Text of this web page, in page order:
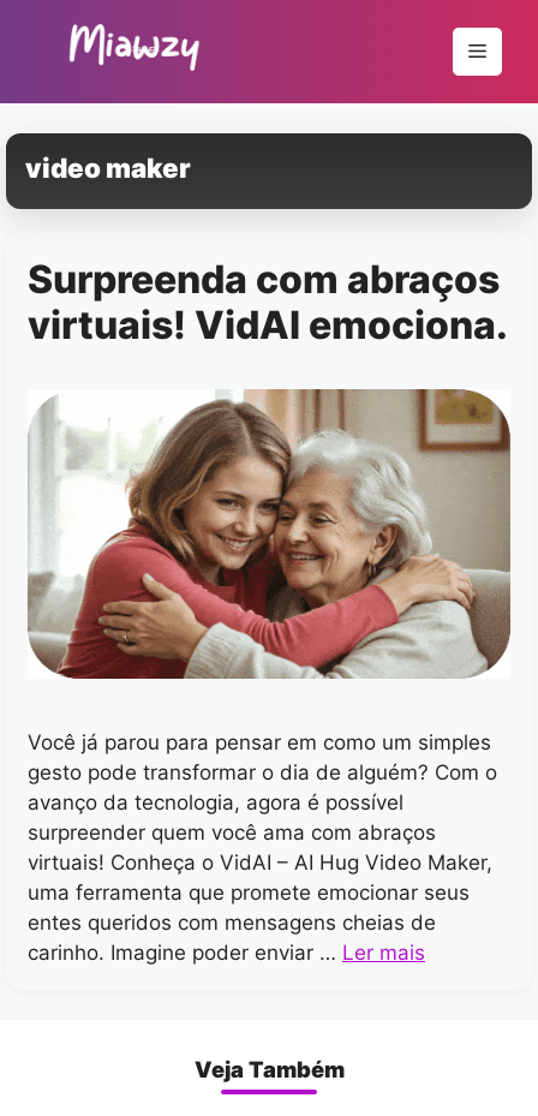
conteúdo
Menu
video maker
Surpreenda com abraços
virtuais! VidAI emociona.
Você já parou para pensar em como um simples
gesto pode transformar o dia de alguém? Com o
avanço da tecnologia, agora é possível
surpreender quem você ama com abraços
virtuais! Conheça o VidAI – AI Hug Video Maker,
uma ferramenta que promete emocionar seus
entes queridos com mensagens cheias de
carinho. Imagine poder enviar … Ler mais
Veja Também